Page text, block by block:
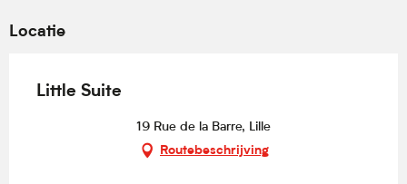
Locatie
Little Suite
19 Rue de la Barre, Lille
Routebeschrijving